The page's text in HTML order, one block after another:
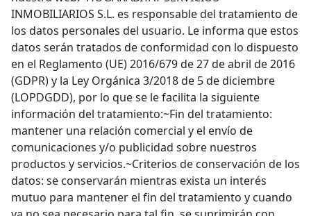
INMOBILIARIOS S.L. es responsable del tratamiento de
los datos personales del usuario. Le informa que estos
datos serán tratados de conformidad con lo dispuesto
en el Reglamento (UE) 2016/679 de 27 de abril de 2016
(GDPR) y la Ley Orgánica 3/2018 de 5 de diciembre
(LOPDGDD), por lo que se le facilita la siguiente
información del tratamiento:~Fin del tratamiento:
mantener una relación comercial y el envío de
comunicaciones y/o publicidad sobre nuestros
productos y servicios.~Criterios de conservación de los
datos: se conservarán mientras exista un interés
mutuo para mantener el fin del tratamiento y cuando